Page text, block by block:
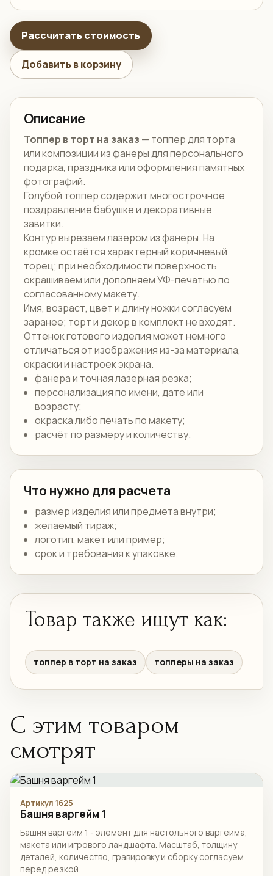
Рассчитать стоимость
Добавить в корзину
Описание
Топпер в торт на заказ — топпер для торта
или композиции из фанеры для персонального
подарка, праздника или оформления памятных
фотографий.
Голубой топпер содержит многострочное
поздравление бабушке и декоративные
завитки.
Контур вырезаем лазером из фанеры. На
кромке остаётся характерный коричневый
торец; при необходимости поверхность
окрашиваем или дополняем УФ-печатью по
согласованному макету.
Имя, возраст, цвет и длину ножки согласуем
заранее; торт и декор в комплект не входят.
Оттенок готового изделия может немного
отличаться от изображения из-за материала,
окраски и настроек экрана.
фанера и точная лазерная резка;
персонализация по имени, дате или
возрасту;
окраска либо печать по макету;
расчёт по размеру и количеству.
Что нужно для расчета
размер изделия или предмета внутри;
желаемый тираж;
логотип, макет или пример;
срок и требования к упаковке.
Товар также ищут как:
топпер в торт на заказ топперы на заказ
С этим товаром
смотрят
Артикул 1625
Башня варгейм 1
Башня варгейм 1 - элемент для настольного варгейма,
макета или игрового ландшафта. Масштаб, толщину
деталей, количество, гравировку и сборку согласуем
перед резкой.